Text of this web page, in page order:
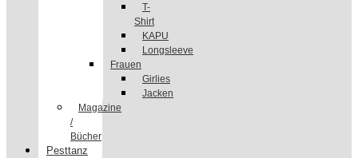
T-
Shirt
KAPU
Longsleeve
Frauen
Girlies
Jacken
Magazine
/
Bücher
Pesttanz